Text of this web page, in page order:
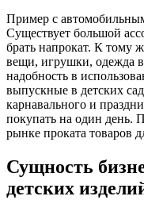
Пример с
Существует большой
брать напрокат. К тому
вещи, игрушки, одежда
надобность в
выпускные в детских
карнавального и
покупать на один день.
рынке проката товаров
Сущность
детских